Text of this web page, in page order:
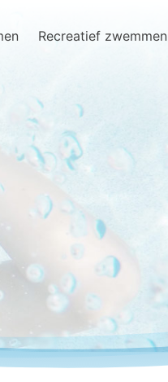
Recreatief zwemmen
for: